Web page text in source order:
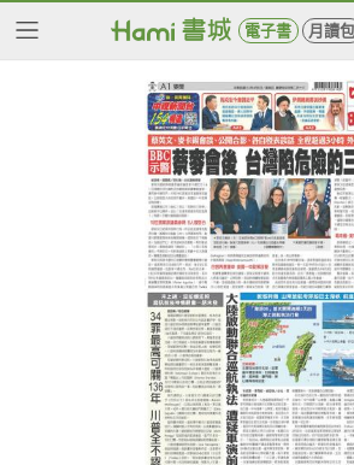
電子書 月讀包